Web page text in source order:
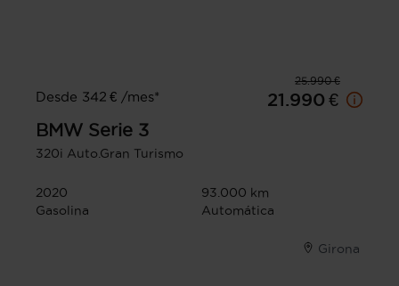
25.990 €
Desde 342 € /mes*
21.990 €
BMW Serie 3
320i Auto.Gran Turismo
2020
93.000 km
Gasolina
Automática
Girona